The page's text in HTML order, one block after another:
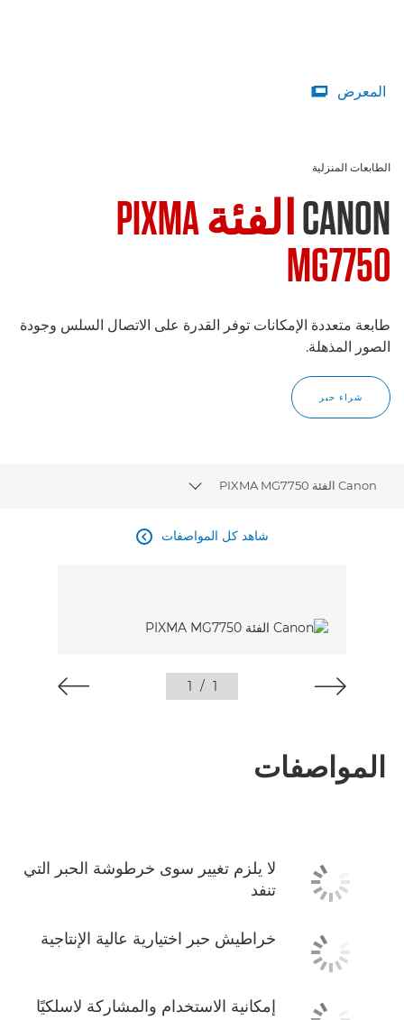
المعرض 
الطابعات المنزلية
CANON
الفئة PIXMA
MG7750
طابعة متعددة الإمكانات توفر القدرة على الاتصال السلس وجودة
الصور المذهلة.
شراء حبر
Canon الفئة PIXMA MG7750
Toggle breadcrumbs
شاهد كل المواصفات 
1
/
1
المواصفات
لا يلزم تغيير سوى خرطوشة الحبر التي
تنفد
خراطيش حبر اختيارية عالية الإنتاجية
إمكانية الاستخدام والمشاركة لاسلكيًا